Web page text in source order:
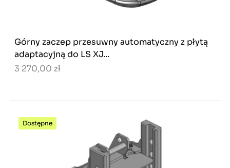
Górny zaczep przesuwny automatyczny z płytą
adaptacyjną do LS XJ...
3 270,00 zł
Dostępne